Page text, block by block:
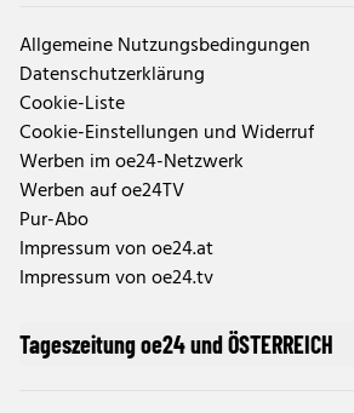
Allgemeine Nutzungsbedingungen
Datenschutzerklärung
Cookie-Liste
Cookie-Einstellungen und Widerruf
Werben im oe24-Netzwerk
Werben auf oe24TV
Pur-Abo
Impressum von oe24.at
Impressum von oe24.tv
Tageszeitung oe24 und ÖSTERREICH